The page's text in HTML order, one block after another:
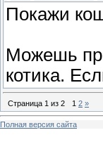
Покажи
Можешь
котика.
Страница 1 из 2 1 2 »
Полная версия сайта